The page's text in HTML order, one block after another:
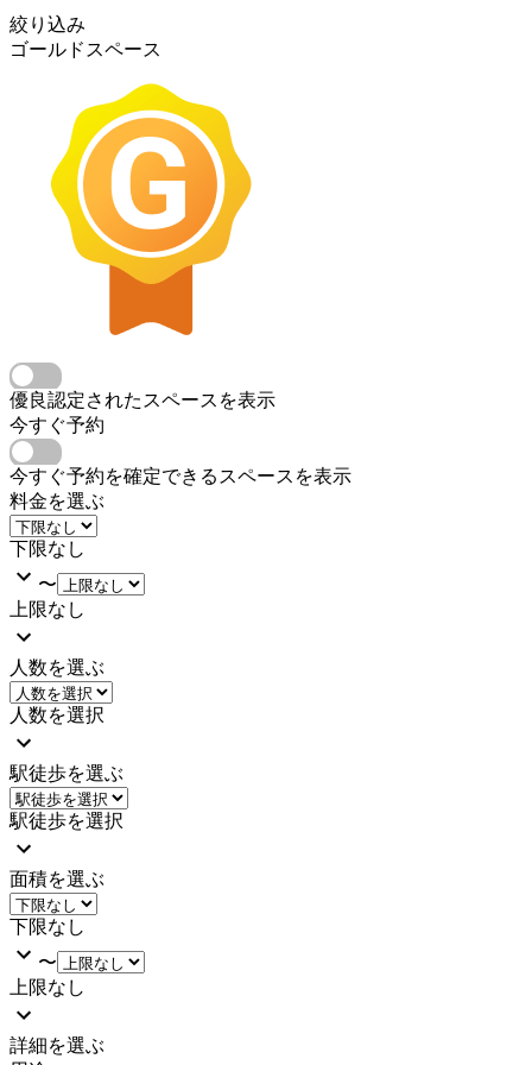
絞り込み
ゴールドスペース
優良認定されたスペースを表示
今すぐ予約
今すぐ予約を確定できるスペースを表示
料金を選ぶ
下限なし
〜
上限なし
人数を選ぶ
人数を選択
駅徒歩を選ぶ
駅徒歩を選択
面積を選ぶ
下限なし
〜
上限なし
詳細を選ぶ